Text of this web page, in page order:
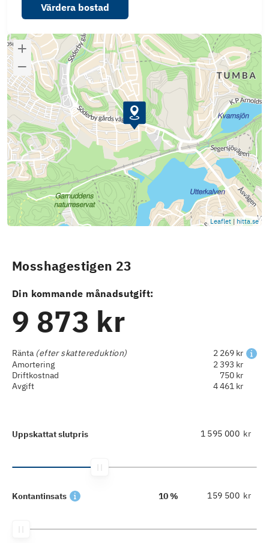
Värdera bostad
Leaflet | hitta.se
Mosshagestigen 23
Din kommande månadsutgift:
9 873 kr
Ränta (efter skattereduktion)
2 269 kr
Amortering
2 393 kr
Driftkostnad
750 kr
Avgift
4 461 kr
Uppskattat slutpris kr
Kontantinsats 10 % kr